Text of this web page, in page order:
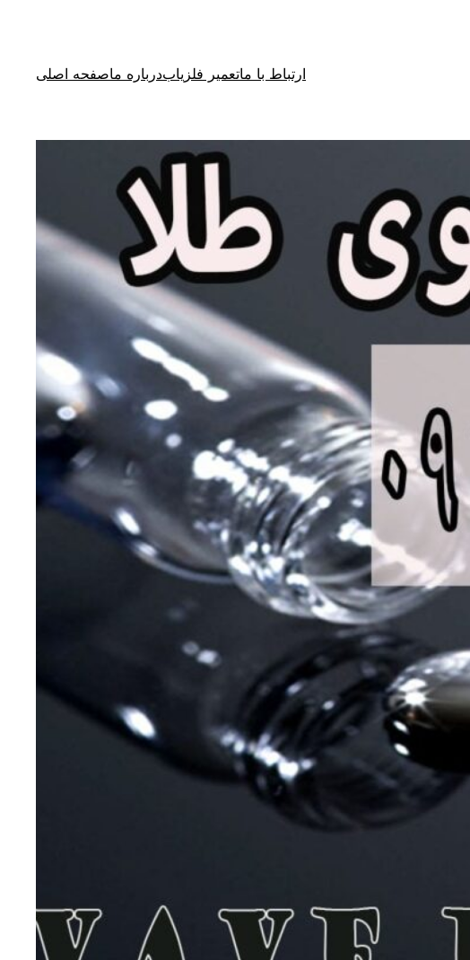
ارتباط با ماتعمیر فلزیابدرباره ماصفحه اصلی